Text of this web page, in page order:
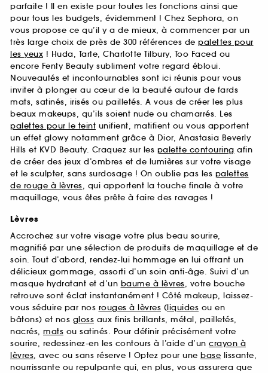
parfaite ! Il en existe pour toutes les fonctions ainsi que
pour tous les budgets, évidemment ! Chez Sephora, on
vous propose ce qu’il y a de mieux, à commencer par un
très large choix de près de 300 références de palettes pour
les yeux ! Huda, Tarte, Charlotte Tilbury, Too Faced ou
encore Fenty Beauty subliment votre regard ébloui.
Nouveautés et incontournables sont ici réunis pour vous
inviter à plonger au cœur de la beauté autour de fards
mats, satinés, irisés ou pailletés. A vous de créer les plus
beaux makeups, qu’ils soient nude ou chamarrés. Les
palettes pour le teint unifient, matifient ou vous apportent
un effet glowy notamment grâce à Dior, Anastasia Beverly
Hills et KVD Beauty. Craquez sur les palette contouring afin
de créer des jeux d’ombres et de lumières sur votre visage
et le sculpter, sans surdosage ! On oublie pas les palettes
de rouge à lèvres, qui apportent la touche finale à votre
maquillage, vous êtes prête à faire des ravages !
Lèvres
Accrochez sur votre visage votre plus beau sourire,
magnifié par une sélection de produits de maquillage et de
soin. Tout d’abord, rendez-lui hommage en lui offrant un
délicieux gommage, assorti d’un soin anti-âge. Suivi d’un
masque hydratant et d’un baume à lèvres, votre bouche
retrouve sont éclat instantanément ! Côté makeup, laissez-
vous séduire par nos rouges à lèvres (liquides ou en
bâtons) et nos gloss aux finis brillants, métal, pailletés,
nacrés, mats ou satinés. Pour définir précisément votre
sourire, redessinez-en les contours à l’aide d’un crayon à
lèvres, avec ou sans réserve ! Optez pour une base lissante,
nourrissante ou repulpante qui, en plus, vous assurera que